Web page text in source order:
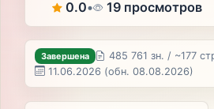
0.0• 19 просмотров
Завершена
485 761 зн. / ~177
11.06.2026 (обн. 08.08.2026)